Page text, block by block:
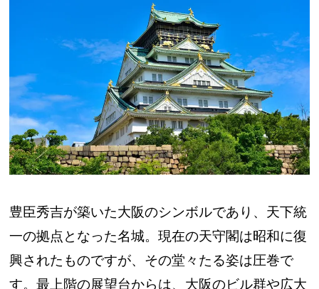
豊臣秀吉が築いた大阪のシンボルであり、天下統
一の拠点となった名城。現在の天守閣は昭和に復
興されたものですが、その堂々たる姿は圧巻で
す。最上階の展望台からは、大阪のビル群や広大